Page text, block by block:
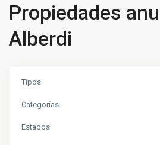
Propiedades
Alberdi
Tipos
Categorías
Estados